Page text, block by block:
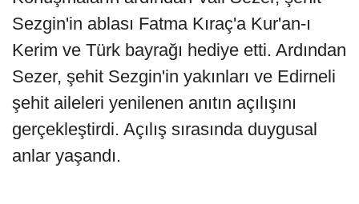
Sezgin'in ablası Fatma Kıraç'a Kur'an-ı
Kerim ve Türk bayrağı hediye etti. Ardından
Sezer, şehit Sezgin'in yakınları ve Edirneli
şehit aileleri yenilenen anıtın açılışını
gerçekleştirdi. Açılış sırasında duygusal
anlar yaşandı.